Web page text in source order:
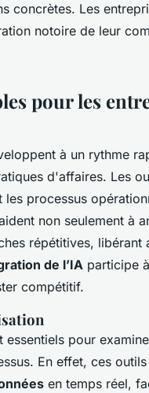
concrètes. Les
notoire de leur
pour les
à un rythme
d'affaires. Les
processus
non seulement à
répétitives, libérant
de l’IA participe
compétitif.
essentiels pour
En effet, ces
en temps réel,